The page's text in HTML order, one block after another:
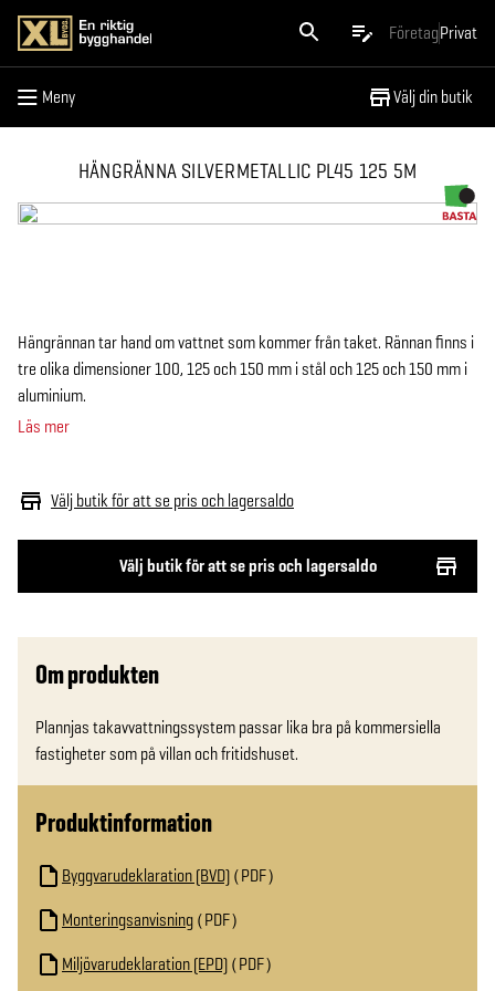
FöretagPrivat
Meny Välj din butik
Meny
HÄNGRÄNNA SILVERMETALLIC PL45 125 5M
Välj butik för att se pris och lagersaldo
Välj butik för att se pris och lagersaldo
Hängrännan tar hand om vattnet som kommer från taket. Rännan finns i
tre olika dimensioner 100, 125 och 150 mm i stål och 125 och 150 mm i
aluminium.
Läs mer
Om produkten
Plannjas takavvattningssystem passar lika bra på kommersiella
fastigheter som på villan och fritidshuset.
Produktinformation
Byggvarudeklaration (BVD) PDF
Monteringsanvisning PDF
Miljövarudeklaration (EPD) PDF